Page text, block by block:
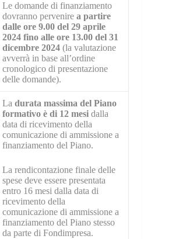
Le domande di finanziamento
dovranno pervenire a partire
dalle ore 9.00 del 29 aprile
2024 fino alle ore 13.00 del 31
dicembre 2024 (la valutazione
avverrà in base all’ordine
cronologico di presentazione
delle domande).
La durata massima del Piano
formativo è di 12 mesi dalla
data di ricevimento della
comunicazione di ammissione a
finanziamento del Piano.
La rendicontazione finale delle
spese deve essere presentata
entro 16 mesi dalla data di
ricevimento della
comunicazione di ammissione a
finanziamento del Piano stesso
da parte di Fondimpresa.